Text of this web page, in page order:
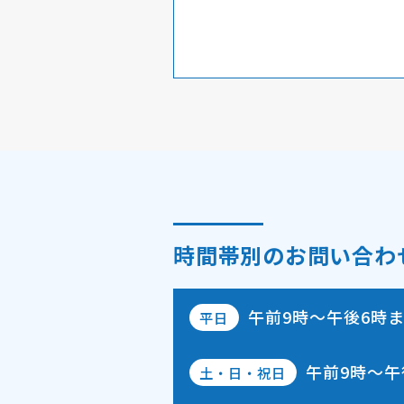
時間帯別のお問い合わ
平日 午前9時～午後6時
土・日・祝日 午前9時～